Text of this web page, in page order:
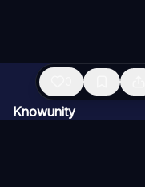
Knowunity